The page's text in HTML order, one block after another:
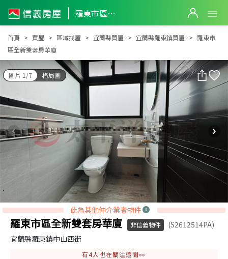
羅東市區全新雙套房華廈
羅東市區全新雙套房華廈
首頁 買屋 區域找屋 宜蘭縣買屋 宜蘭縣羅東鎮買屋
羅東市
區全新雙套房華廈
圖片 1/7 格局圖
此為其他仲介業者物件
羅東市區全新雙套房華廈 非信義物件
(S2612514PA)
宜蘭縣羅東鎮中山西街
有4人也在關注這間👀